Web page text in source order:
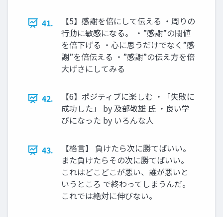
41.
【5】感謝を倍にして伝える ・周りの
行動に敏感になる。 ・”感謝”の閾値
を倍下げる ・心に思うだけでなく”感
謝”を倍伝える ・”感謝”の伝え方を倍
大げさにしてみる
42.
【6】ポジティブに楽しむ ・「失敗に
成功した」 by 及部敬雄 氏 ・良い学
びになった by いろんな人
43.
【格言】 負けたら次に勝てばいい。
また負けたらその次に勝てばいい。
これはどこどこが悪い、誰が悪いと
いうところ で終わってしまうんだ。
これでは絶対に伸びない。